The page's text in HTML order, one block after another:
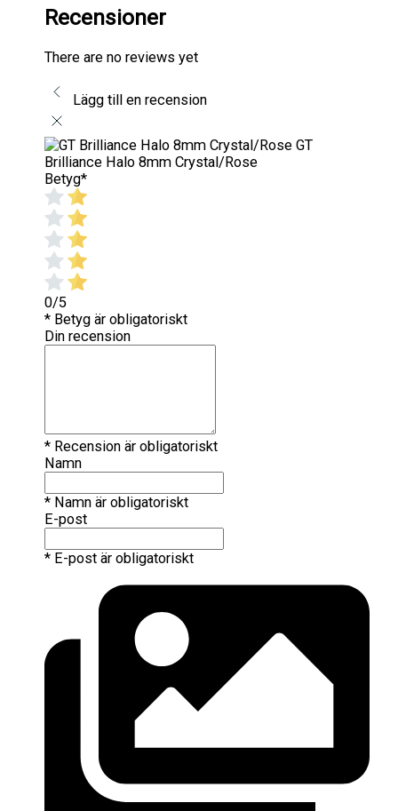
Recensioner
There are no reviews yet
Lägg till en recension
GT
Brilliance Halo 8mm Crystal/Rose
Betyg*
0/5
* Betyg är obligatoriskt
Din recension
* Recension är obligatoriskt
Namn
* Namn är obligatoriskt
E-post
* E-post är obligatoriskt